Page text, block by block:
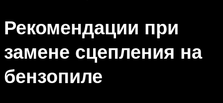
Рекомендации при
замене сцепления на
бензопиле